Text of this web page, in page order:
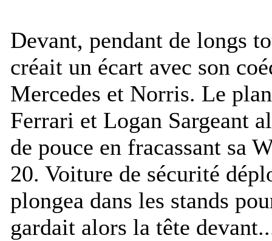
Devant, pendant de longs
créait un écart avec son
Mercedes et Norris. Le
Ferrari et Logan Sargeant
de pouce en fracassant sa
20. Voiture de sécurité
plongea dans les stands
gardait alors la tête